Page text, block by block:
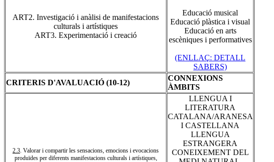
ART2. Investigació i anàlisi de manifestacions
culturals i artístiques
ART3. Experimentació i creació
Educació musical
Educació plàstica i visual
Educació en arts
escèniques i performatives
(ENLLAÇ: DETALL
SABERS)
CRITERIS D'AVALUACIÓ (10-12)
CONNEXIONS
ÀMBITS
2.3. Valorar i compartir les sensacions, emocions i evocacions
produïdes per diferents manifestacions culturals i artístiques,
LLENGUA I
LITERATURA
CATALANA/ARANESA
I CASTELLANA
LLENGUA
ESTRANGERA
CONEIXEMENT DEL